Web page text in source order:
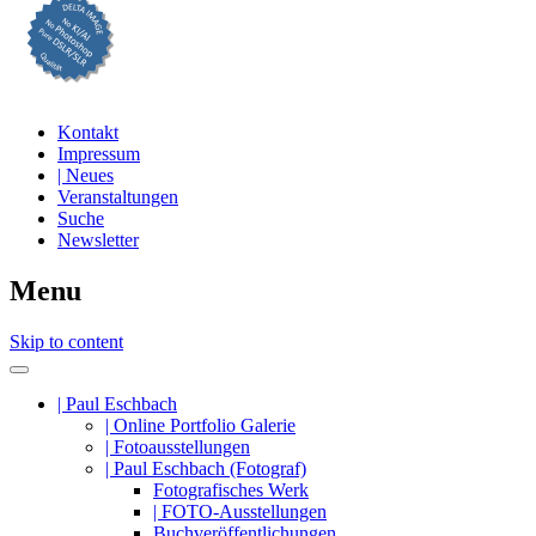
DELTA IMAGE
Professionelle Fotografie visuell erleben
Kontakt
Impressum
| Neues
Veranstaltungen
Suche
Newsletter
Menu
Skip to content
| Paul Eschbach
| Online Portfolio Galerie
| Fotoausstellungen
| Paul Eschbach (Fotograf)
Fotografisches Werk
| FOTO-Ausstellungen